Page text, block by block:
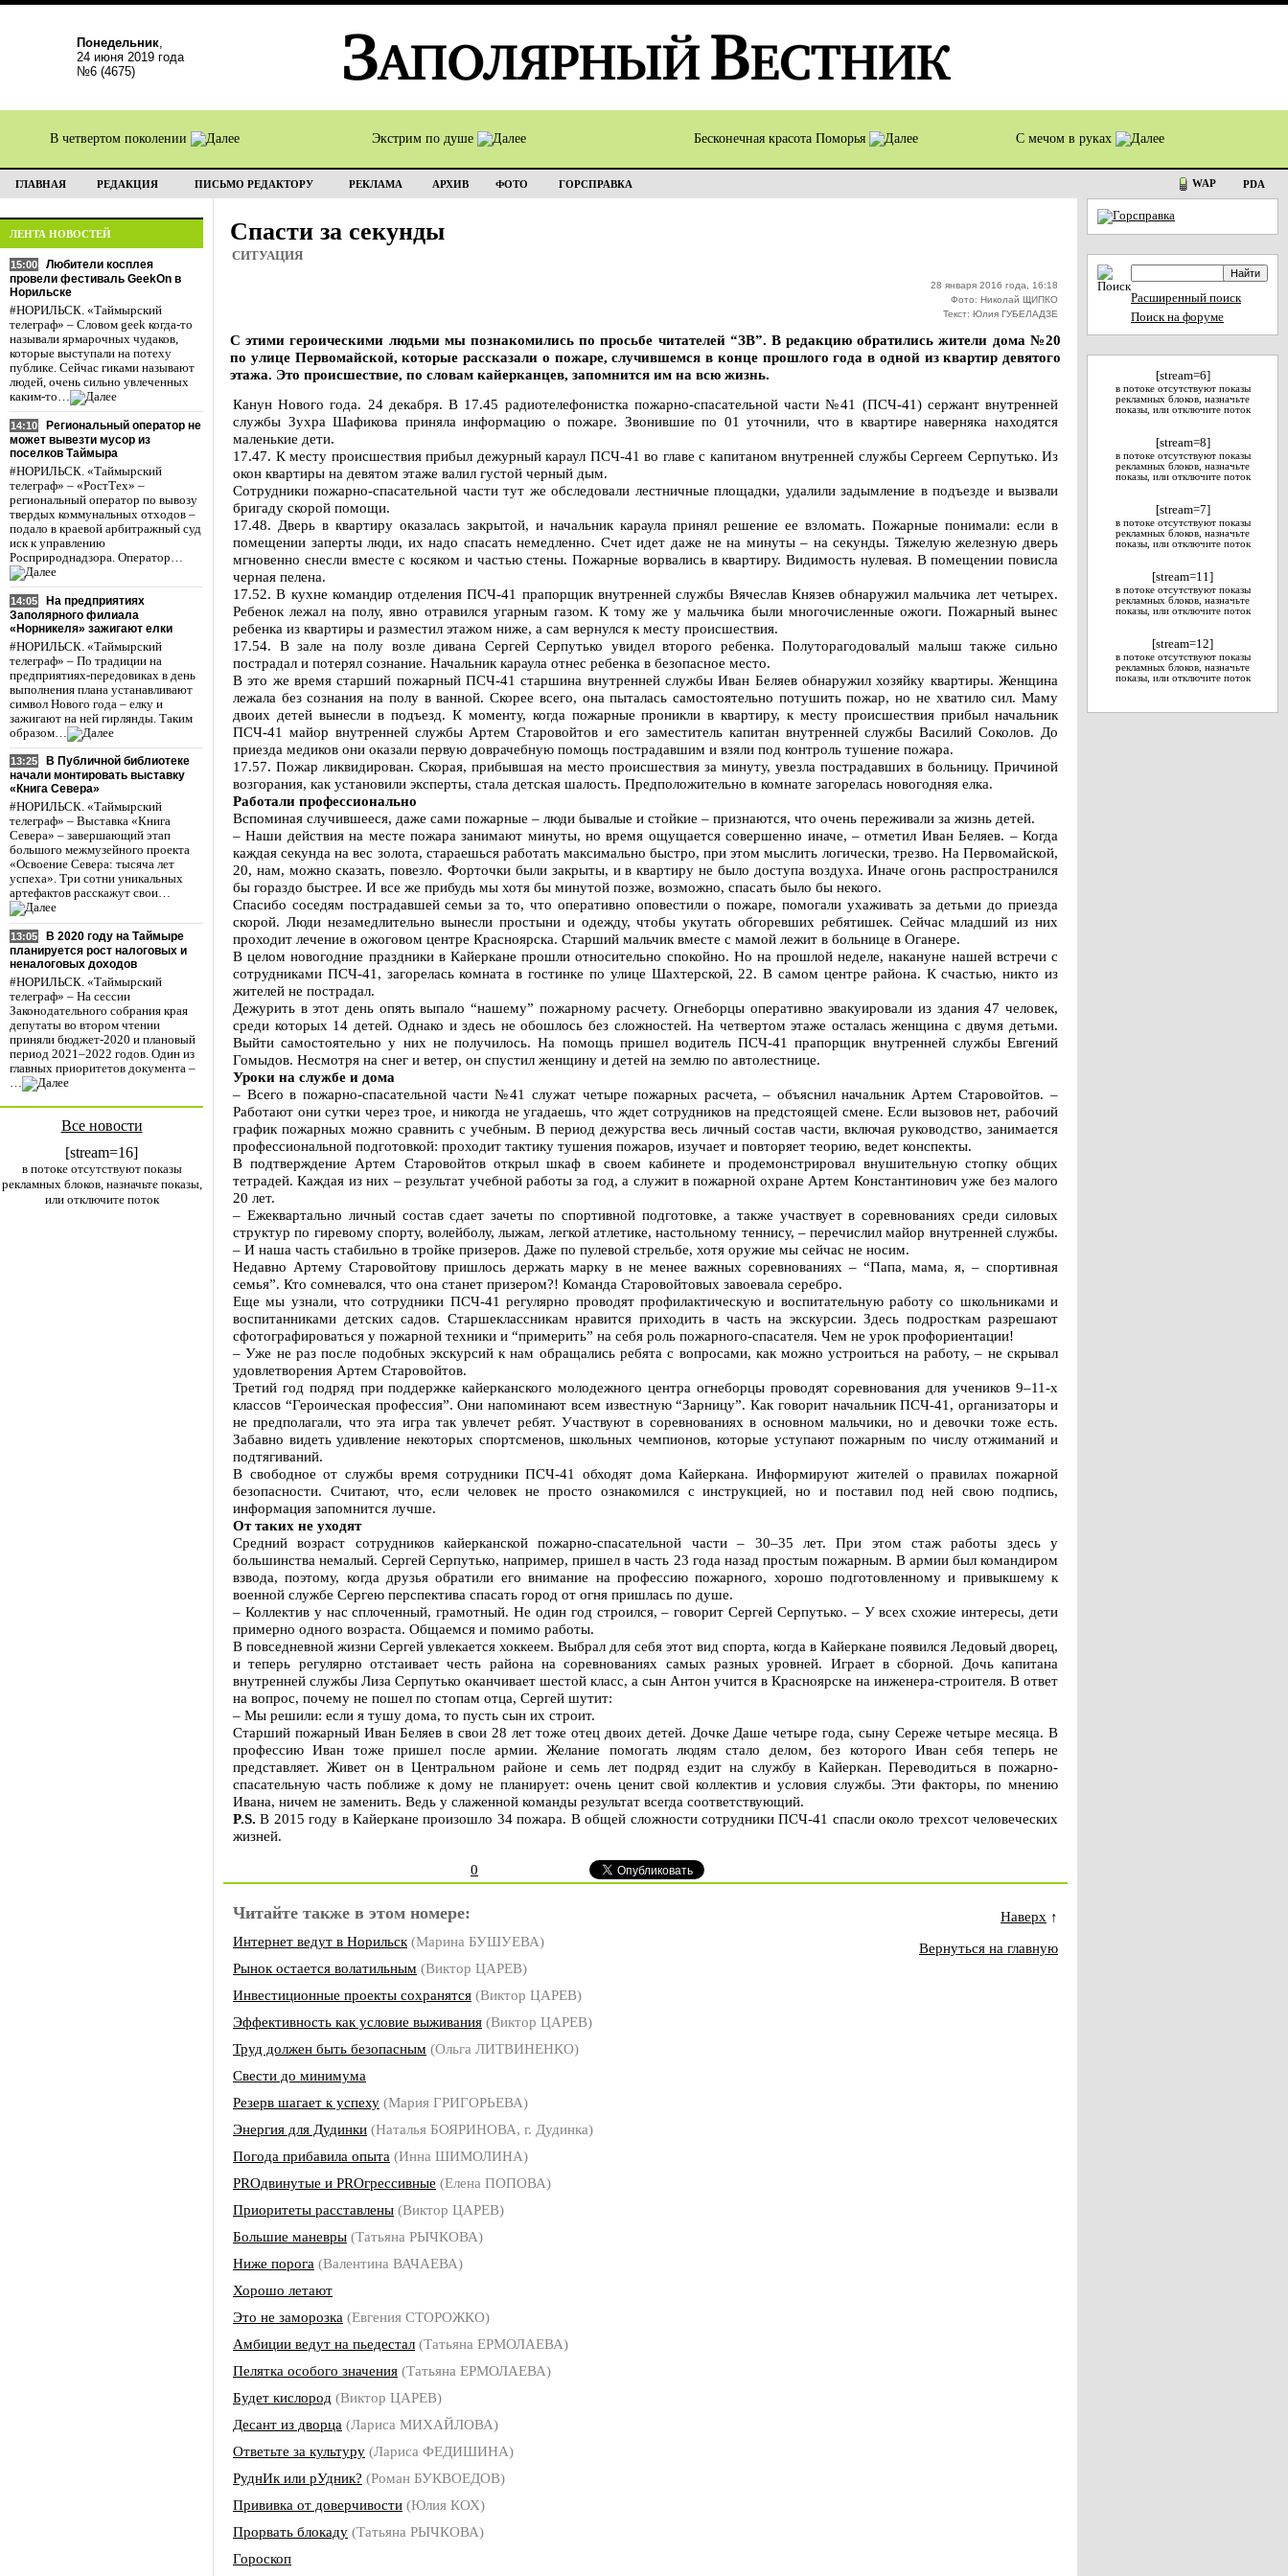
Понедельник,
24 июня 2019 года
№6 (4675)
В четвертом поколении Экстрим по душе Бесконечная красота Поморья С мечом в руках
ГЛАВНАЯ РЕДАКЦИЯ ПИСЬМО РЕДАКТОРУ РЕКЛАМА АРХИВ ФОТО ГОРСПРАВКА WAP PDA
ЛЕНТА НОВОСТЕЙ
15:00
Любители косплея
провели фестиваль GeekOn в
Норильске
#НОРИЛЬСК. «Таймырский
телеграф» – Словом geek когда-то
называли ярмарочных чудаков,
которые выступали на потеху
публике. Сейчас гиками называют
людей, очень сильно увлеченных
каким-то…
14:10
Региональный оператор не
может вывезти мусор из
поселков Таймыра
#НОРИЛЬСК. «Таймырский
телеграф» – «РостТех» –
региональный оператор по вывозу
твердых коммунальных отходов –
подало в краевой арбитражный суд
иск к управлению
Росприроднадзора. Оператор…
14:05
На предприятиях
Заполярного филиала
«Норникеля» зажигают елки
#НОРИЛЬСК. «Таймырский
телеграф» – По традиции на
предприятиях-передовиках в день
выполнения плана устанавливают
символ Нового года – елку и
зажигают на ней гирлянды. Таким
образом…
13:25
В Публичной библиотеке
начали монтировать выставку
«Книга Севера»
#НОРИЛЬСК. «Таймырский
телеграф» – Выставка «Книга
Севера» – завершающий этап
большого межмузейного проекта
«Освоение Севера: тысяча лет
успеха». Три сотни уникальных
артефактов расскажут свои…
13:05
В 2020 году на Таймыре
планируется рост налоговых и
неналоговых доходов
#НОРИЛЬСК. «Таймырский
телеграф» – На сессии
Законодательного собрания края
депутаты во втором чтении
приняли бюджет-2020 и плановый
период 2021–2022 годов. Один из
главных приоритетов документа –
…
Все новости
[stream=16]
в потоке отсутствуют показы
рекламных блоков, назначьте показы,
или отключите поток
Спасти за секунды
СИТУАЦИЯ
28 января 2016 года, 16:18
Фото: Николай ЩИПКО
Текст: Юлия ГУБЕЛАДЗЕ
С этими героическими людьми мы познакомились по просьбе читателей “ЗВ”. В редакцию обратились жители дома №20
по улице Первомайской, которые рассказали о пожаре, случившемся в конце прошлого года в одной из квартир девятого
этажа. Это происшествие, по словам кайерканцев, запомнится им на всю жизнь.
Канун Нового года. 24 декабря. В 17.45 радиотелефонистка пожарно-спасательной части №41 (ПСЧ-41) сержант внутренней
службы Зухра Шафикова приняла информацию о пожаре. Звонившие по 01 уточнили, что в квартире наверняка находятся
маленькие дети.
17.47. К месту происшествия прибыл дежурный караул ПСЧ-41 во главе с капитаном внутренней службы Сергеем Серпутько. Из
окон квартиры на девятом этаже валил густой черный дым.
Сотрудники пожарно-спасательной части тут же обследовали лестничные площадки, удалили задымление в подъезде и вызвали
бригаду скорой помощи.
17.48. Дверь в квартиру оказалась закрытой, и начальник караула принял решение ее взломать. Пожарные понимали: если в
помещении заперты люди, их надо спасать немедленно. Счет идет даже не на минуты – на секунды. Тяжелую железную дверь
мгновенно снесли вместе с косяком и частью стены. Пожарные ворвались в квартиру. Видимость нулевая. В помещении повисла
черная пелена.
17.52. В кухне командир отделения ПСЧ-41 прапорщик внутренней службы Вячеслав Князев обнаружил мальчика лет четырех.
Ребенок лежал на полу, явно отравился угарным газом. К тому же у мальчика были многочисленные ожоги. Пожарный вынес
ребенка из квартиры и разместил этажом ниже, а сам вернулся к месту происшествия.
17.54. В зале на полу возле дивана Сергей Серпутько увидел второго ребенка. Полуторагодовалый малыш также сильно
пострадал и потерял сознание. Начальник караула отнес ребенка в безопасное место.
В это же время старший пожарный ПСЧ-41 старшина внутренней службы Иван Беляев обнаружил хозяйку квартиры. Женщина
лежала без сознания на полу в ванной. Скорее всего, она пыталась самостоятельно потушить пожар, но не хватило сил. Маму
двоих детей вынесли в подъезд. К моменту, когда пожарные проникли в квартиру, к месту происшествия прибыл начальник
ПСЧ-41 майор внутренней службы Артем Старовойтов и его заместитель капитан внутренней службы Василий Соколов. До
приезда медиков они оказали первую доврачебную помощь пострадавшим и взяли под контроль тушение пожара.
17.57. Пожар ликвидирован. Скорая, прибывшая на место происшествия за минуту, увезла пострадавших в больницу. Причиной
возгорания, как установили эксперты, стала детская шалость. Предположительно в комнате загорелась новогодняя елка.
Работали профессионально
Вспоминая случившееся, даже сами пожарные – люди бывалые и стойкие – признаются, что очень переживали за жизнь детей.
– Наши действия на месте пожара занимают минуты, но время ощущается совершенно иначе, – отметил Иван Беляев. – Когда
каждая секунда на вес золота, стараешься работать максимально быстро, при этом мыслить логически, трезво. На Первомайской,
20, нам, можно сказать, повезло. Форточки были закрыты, и в квартиру не было доступа воздуха. Иначе огонь распространился
бы гораздо быстрее. И все же прибудь мы хотя бы минутой позже, возможно, спасать было бы некого.
Спасибо соседям пострадавшей семьи за то, что оперативно оповестили о пожаре, помогали ухаживать за детьми до приезда
скорой. Люди незамедлительно вынесли простыни и одежду, чтобы укутать обгоревших ребятишек. Сейчас младший из них
проходит лечение в ожоговом центре Красноярска. Старший мальчик вместе с мамой лежит в больнице в Оганере.
В целом новогодние праздники в Кайеркане прошли относительно спокойно. Но на прошлой неделе, накануне нашей встречи с
сотрудниками ПСЧ-41, загорелась комната в гостинке по улице Шахтерской, 22. В самом центре района. К счастью, никто из
жителей не пострадал.
Дежурить в этот день опять выпало “нашему” пожарному расчету. Огнеборцы оперативно эвакуировали из здания 47 человек,
среди которых 14 детей. Однако и здесь не обошлось без сложностей. На четвертом этаже осталась женщина с двумя детьми.
Выйти самостоятельно у них не получилось. На помощь пришел водитель ПСЧ-41 прапорщик внутренней службы Евгений
Гомыдов. Несмотря на снег и ветер, он спустил женщину и детей на землю по автолестнице.
Уроки на службе и дома
– Всего в пожарно-спасательной части №41 служат четыре пожарных расчета, – объяснил начальник Артем Старовойтов. –
Работают они сутки через трое, и никогда не угадаешь, что ждет сотрудников на предстоящей смене. Если вызовов нет, рабочий
график пожарных можно сравнить с учебным. В период дежурства весь личный состав части, включая руководство, занимается
профессиональной подготовкой: проходит тактику тушения пожаров, изучает и повторяет теорию, ведет конспекты.
В подтверждение Артем Старовойтов открыл шкаф в своем кабинете и продемонстрировал внушительную стопку общих
тетрадей. Каждая из них – результат учебной работы за год, а служит в пожарной охране Артем Константинович уже без малого
20 лет.
– Ежеквартально личный состав сдает зачеты по спортивной подготовке, а также участвует в соревнованиях среди силовых
структур по гиревому спорту, волейболу, лыжам, легкой атлетике, настольному теннису, – перечислил майор внутренней службы.
– И наша часть стабильно в тройке призеров. Даже по пулевой стрельбе, хотя оружие мы сейчас не носим.
Недавно Артему Старовойтову пришлось держать марку в не менее важных соревнованиях – “Папа, мама, я, – спортивная
семья”. Кто сомневался, что она станет призером?! Команда Старовойтовых завоевала серебро.
Еще мы узнали, что сотрудники ПСЧ-41 регулярно проводят профилактическую и воспитательную работу со школьниками и
воспитанниками детских садов. Старшеклассникам нравится приходить в часть на экскурсии. Здесь подросткам разрешают
сфотографироваться у пожарной техники и “примерить” на себя роль пожарного-спасателя. Чем не урок профориентации!
– Уже не раз после подобных экскурсий к нам обращались ребята с вопросами, как можно устроиться на работу, – не скрывал
удовлетворения Артем Старовойтов.
Третий год подряд при поддержке кайерканского молодежного центра огнеборцы проводят соревнования для учеников 9–11-х
классов “Героическая профессия”. Они напоминают всем известную “Зарницу”. Как говорит начальник ПСЧ-41, организаторы и
не предполагали, что эта игра так увлечет ребят. Участвуют в соревнованиях в основном мальчики, но и девочки тоже есть.
Забавно видеть удивление некоторых спортсменов, школьных чемпионов, которые уступают пожарным по числу отжиманий и
подтягиваний.
В свободное от службы время сотрудники ПСЧ-41 обходят дома Кайеркана. Информируют жителей о правилах пожарной
безопасности. Считают, что, если человек не просто ознакомился с инструкцией, но и поставил под ней свою подпись,
информация запомнится лучше.
От таких не уходят
Средний возраст сотрудников кайерканской пожарно-спасательной части – 30–35 лет. При этом стаж работы здесь у
большинства немалый. Сергей Серпутько, например, пришел в часть 23 года назад простым пожарным. В армии был командиром
взвода, поэтому, когда друзья обратили его внимание на профессию пожарного, хорошо подготовленному и привыкшему к
военной службе Сергею перспектива спасать город от огня пришлась по душе.
– Коллектив у нас сплоченный, грамотный. Не один год строился, – говорит Сергей Серпутько. – У всех схожие интересы, дети
примерно одного возраста. Общаемся и помимо работы.
В повседневной жизни Сергей увлекается хоккеем. Выбрал для себя этот вид спорта, когда в Кайеркане появился Ледовый дворец,
и теперь регулярно отстаивает честь района на соревнованиях самых разных уровней. Играет в сборной. Дочь капитана
внутренней службы Лиза Серпутько оканчивает шестой класс, а сын Антон учится в Красноярске на инженера-строителя. В ответ
на вопрос, почему не пошел по стопам отца, Сергей шутит:
– Мы решили: если я тушу дома, то пусть сын их строит.
Старший пожарный Иван Беляев в свои 28 лет тоже отец двоих детей. Дочке Даше четыре года, сыну Сереже четыре месяца. В
профессию Иван тоже пришел после армии. Желание помогать людям стало делом, без которого Иван себя теперь не
представляет. Живет он в Центральном районе и семь лет подряд ездит на службу в Кайеркан. Переводиться в пожарно-
спасательную часть поближе к дому не планирует: очень ценит свой коллектив и условия службы. Эти факторы, по мнению
Ивана, ничем не заменить. Ведь у слаженной команды результат всегда соответствующий.
P.S. В 2015 году в Кайеркане произошло 34 пожара. В общей сложности сотрудники ПСЧ-41 спасли около трехсот человеческих
жизней.
0
Читайте также в этом номере:
Интернет ведут в Норильск (Марина БУШУЕВА)
Рынок остается волатильным (Виктор ЦАРЕВ)
Инвестиционные проекты сохранятся (Виктор ЦАРЕВ)
Эффективность как условие выживания (Виктор ЦАРЕВ)
Труд должен быть безопасным (Ольга ЛИТВИНЕНКО)
Свести до минимума
Резерв шагает к успеху (Мария ГРИГОРЬЕВА)
Энергия для Дудинки (Наталья БОЯРИНОВА, г. Дудинка)
Погода прибавила опыта (Инна ШИМОЛИНА)
PROдвинутые и РROгрессивные (Елена ПОПОВА)
Приоритеты расставлены (Виктор ЦАРЕВ)
Большие маневры (Татьяна РЫЧКОВА)
Ниже порога (Валентина ВАЧАЕВА)
Хорошо летают
Это не заморозка (Евгения СТОРОЖКО)
Амбиции ведут на пьедестал (Татьяна ЕРМОЛАЕВА)
Пелятка особого значения (Татьяна ЕРМОЛАЕВА)
Будет кислород (Виктор ЦАРЕВ)
Десант из дворца (Лариса МИХАЙЛОВА)
Ответьте за культуру (Лариса ФЕДИШИНА)
РуднИк или рУдник? (Роман БУКВОЕДОВ)
Прививка от доверчивости (Юлия КОХ)
Прорвать блокаду (Татьяна РЫЧКОВА)
Гороскоп
Наверх ↑
Вернуться на главную
Расширенный поиск
Поиск на форуме
[stream=6]
в потоке отсутствуют показы
рекламных блоков, назначьте
показы, или отключите поток
[stream=8]
в потоке отсутствуют показы
рекламных блоков, назначьте
показы, или отключите поток
[stream=7]
в потоке отсутствуют показы
рекламных блоков, назначьте
показы, или отключите поток
[stream=11]
в потоке отсутствуют показы
рекламных блоков, назначьте
показы, или отключите поток
[stream=12]
в потоке отсутствуют показы
рекламных блоков, назначьте
показы, или отключите поток